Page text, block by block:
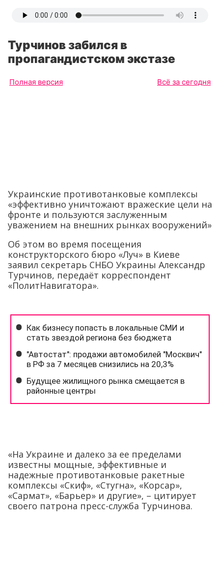
Турчинов забился в
пропагандистском экстазе
Полная версия Всё за сегодня
Украинские противотанковые комплексы
«эффективно уничтожают вражеские цели на
фронте и пользуются заслуженным
уважением на внешних рынках вооружений»
Об этом во время посещения
конструкторского бюро «Луч» в Киеве
заявил секретарь СНБО Украины Александр
Турчинов, передаёт корреспондент
«ПолитНавигатора».
«На Украине и далеко за ее пределами
известны мощные, эффективные и
надежные противотанковые ракетные
комплексы «Скиф», «Стугна», «Корсар»,
«Сармат», «Барьер» и другие», – цитирует
своего патрона пресс-служба Турчинова.